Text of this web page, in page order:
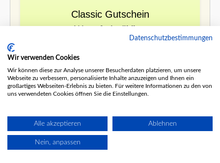
Classic Gutschein
JETZT BESTELLEN
Datenschutzbestimmungen
Wir verwenden Cookies
Wir können diese zur Analyse unserer Besucherdaten platzieren, um unsere
Webseite zu verbessern, personalisierte Inhalte anzuzeigen und Ihnen ein
großartiges Webseiten-Erlebnis zu bieten. Für weitere Informationen zu den von
uns verwendeten Cookies öffnen Sie die Einstellungen.
Alle akzeptieren Ablehnen
Nein, anpassen